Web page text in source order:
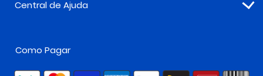
Central de Ajuda
Como Pagar